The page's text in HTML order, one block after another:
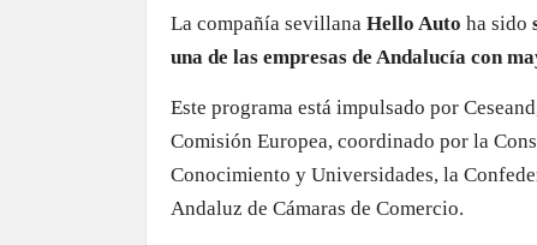
La compañía sevillana Hello Auto ha sido
una de las empresas de Andalucía con
Este programa está impulsado por
Comisión Europea, coordinado por la
Conocimiento y Universidades, la
Andaluz de Cámaras de Comercio.